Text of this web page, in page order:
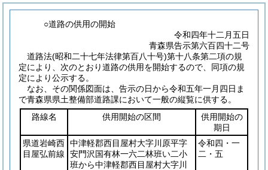
○道路の供用の開始
令和四年十二月五日
青森県告示第六百四十二号
道路法(昭和二十七年法律第百八十号)第十八条第二項の規
定により、次のとおり道路の供用を開始するので、同項の規
定により公示する。
なお、その関係図面は、告示の日から令和五年一月四日ま
で青森県県土整備部道路課において一般の縦覧に供する。
路線名
供用開始の区間
供用開始の
期日
県道岩崎西
目屋弘前線
中津軽郡西目屋村大字川原平字
安門沢国有林一六二林班い二小
班から中津軽郡西目屋村大字川
令和四・一
二・五